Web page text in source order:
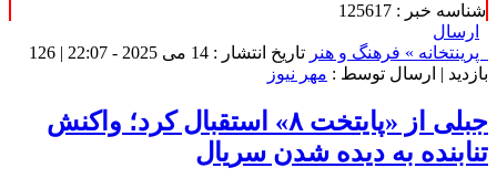
شناسه خبر : 125617
ارسال
پرینتخانه » فرهنگ و هنر تاریخ انتشار : 14 می 2025 - 22:07 |
126
بازدید | ارسال توسط : مهر نیوز
جبلی از «پایتخت ۸» استقبال کرد؛ واکنش
تنابنده به دیده شدن سریال